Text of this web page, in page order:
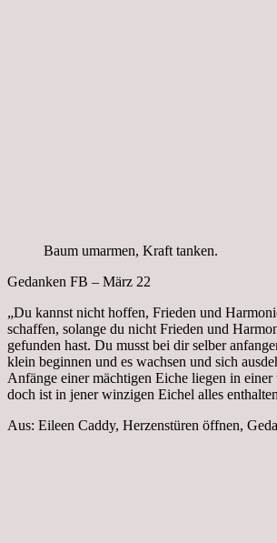
Baum umarmen, Kraft tanken.
Gedanken FB – März 22
„Du kannst nicht hoffen, Frieden und
schaffen, solange du nicht Frieden und
gefunden hast. Du musst bei dir selber
klein beginnen und es wachsen und sich
Anfänge einer mächtigen Eiche liegen in
doch ist in jener winzigen Eichel alles
Aus: Eileen Caddy, Herzenstüren öffnen,